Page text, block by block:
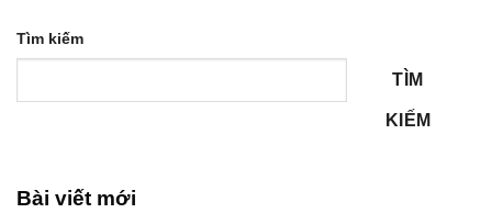
Tìm kiếm
TÌM
KIẾM
Bài viết mới